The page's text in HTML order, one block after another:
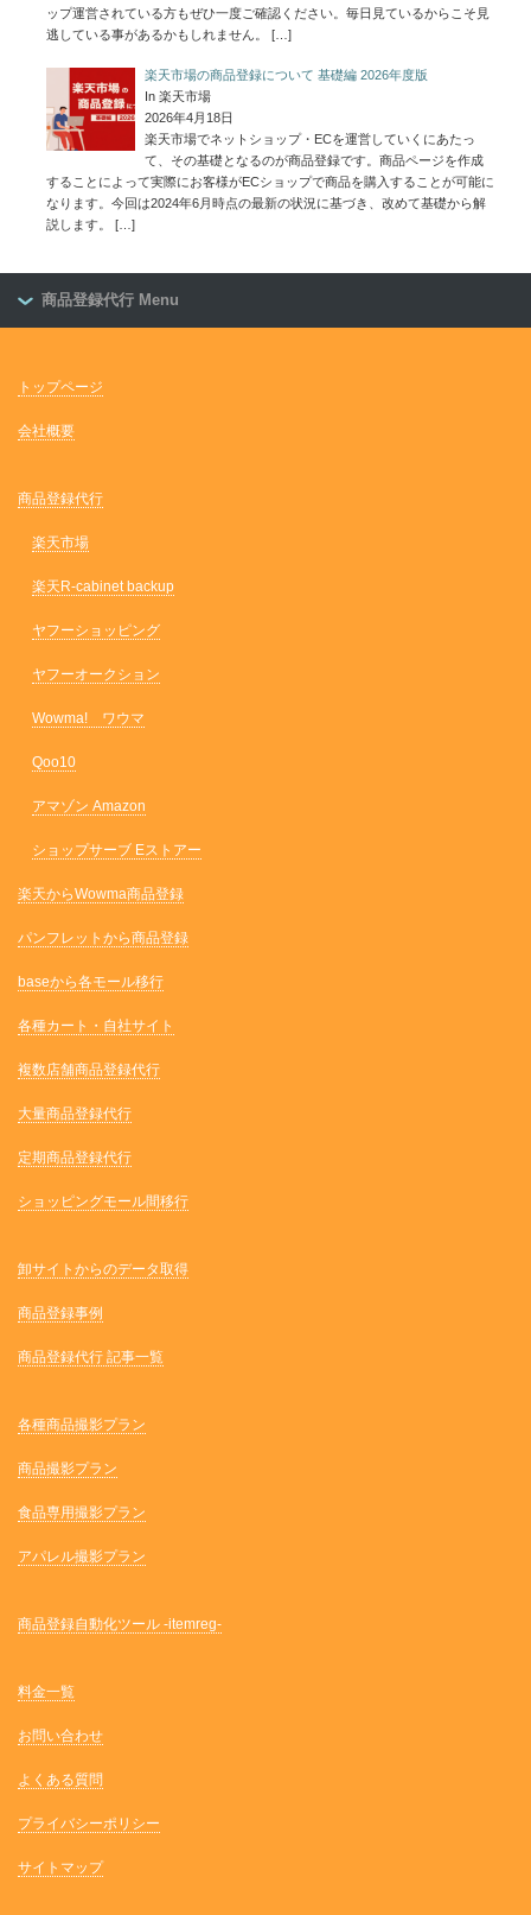
ップ運営されている方もぜひ一度ご確認ください。毎日見ているからこそ見
逃している事があるかもしれません。
[…]
楽天市場の商品登録について 基礎編 2026年度版
In 楽天市場
2026年4月18日
楽天市場でネットショップ・ECを運営していくにあたっ
て、その基礎となるのが商品登録です。商品ページを作成
することによって実際にお客様がECショップで商品を購入することが可能に
なります。今回は2024年6月時点の最新の状況に基づき、改めて基礎から解
説します。
[…]
商品登録代行 Menu
トップページ
会社概要
商品登録代行
楽天市場
楽天R-cabinet backup
ヤフーショッピング
ヤフーオークション
Wowma! ワウマ
Qoo10
アマゾン Amazon
ショップサーブ Eストアー
楽天からWowma商品登録
パンフレットから商品登録
baseから各モール移行
各種カート・自社サイト
複数店舗商品登録代行
大量商品登録代行
定期商品登録代行
ショッピングモール間移行
卸サイトからのデータ取得
商品登録事例
商品登録代行 記事一覧
各種商品撮影プラン
商品撮影プラン
食品専用撮影プラン
アパレル撮影プラン
商品登録自動化ツール -itemreg-
料金一覧
お問い合わせ
よくある質問
プライバシーポリシー
サイトマップ